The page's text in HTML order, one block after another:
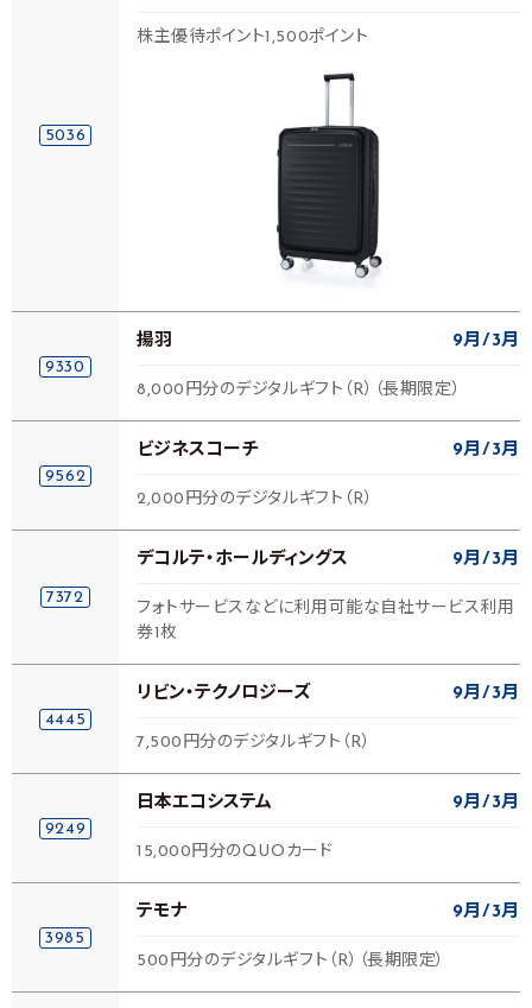
5036
株主優待ポイント1,500ポイント
9330
揚羽 9月 3月
8,000円分のデジタルギフト（R）（長期限定）
9562
ビジネスコーチ 9月 3月
2,000円分のデジタルギフト（R）
7372
デコルテ・ホールディングス 9月 3月
フォトサービスなどに利用可能な自社サービス利用
券1枚
4445
リビン・テクノロジーズ 9月 3月
7,500円分のデジタルギフト（R）
9249
日本エコシステム 9月 3月
15,000円分のQUOカード
3985
テモナ 9月 3月
500円分のデジタルギフト（R）（長期限定）